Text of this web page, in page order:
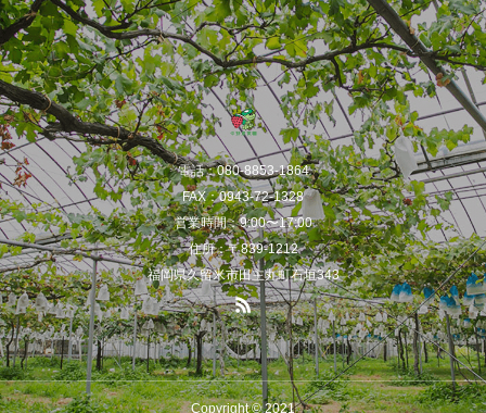
電話：080-8853-1864
FAX：0943-72-1328
営業時間：9:00〜17:00
住所：〒839-1212
福岡県久留米市田主丸町石垣343
Copyright © 2021